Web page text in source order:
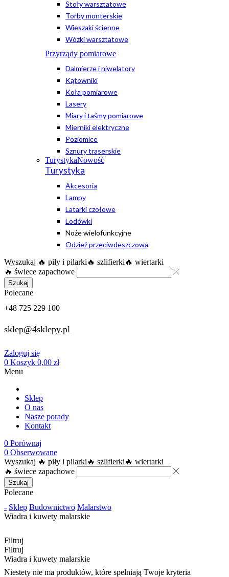
Stoły warsztatowe
Torby monterskie
Wieszaki ścienne
Wózki warsztatowe
Przyrządy pomiarowe
Dalmierze i niwelatory
Kątowniki
Koła pomiarowe
Lasery
Miary i taśmy pomiarowe
Mierniki elektryczne
Poziomice
Sznury traserskie
TurystykaNowość
Turystyka
Akcesoria
Lampy
Latarki czołowe
Lodówki
Noże wielofunkcyjne
Odzież przeciwdeszczowa
Wyszukaj 🔥 piły i pilarki 🔥 szlifierki 🔥 wiertarki
🔥 świece zapachowe
Szukaj
Polecane
+48 725 229 100
sklep@4sklepy.pl
Zaloguj się
0 Koszyk 0,00 zł
Menu
Sklep
O nas
Nasze porady
Kontakt
0 Porównaj
0 Obserwowane
Wyszukaj 🔥 piły i pilarki 🔥 szlifierki 🔥 wiertarki
🔥 świece zapachowe
Szukaj
Polecane
- Sklep Budownictwo Malarstwo
Wiadra i kuwety malarskie
Filtruj
Filtruj
Wiadra i kuwety malarskie
Niestety nie ma produktów, które spełniają Twoje kryteria